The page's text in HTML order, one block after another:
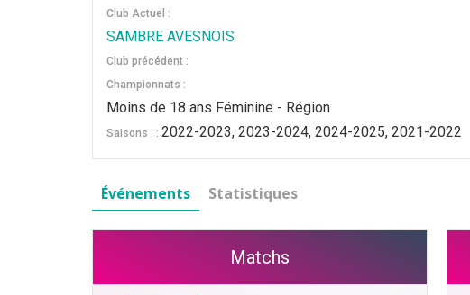
Club Actuel :
SAMBRE AVESNOIS
Club précédent :
Championnats :
Moins de 18 ans Féminine - Région
Saisons : : 2022-2023, 2023-2024, 2024-2025, 2021-2022
Événements Statistiques
Matchs